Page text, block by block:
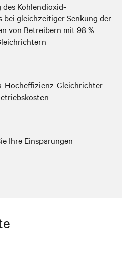
des Kohlendioxid-
bei gleichzeitiger Senkung der
von Betreibern mit 98 %
Hocheffizienz-Gleichrichter
Ihre Einsparungen